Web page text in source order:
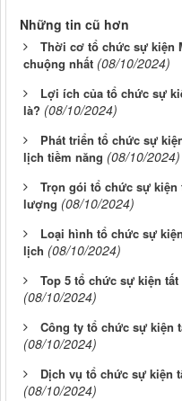
Những tin cũ hơn
Thời cơ tổ chức sự kiện
chuộng nhất (08/10/2024)
Lợi ích của tổ chức sự
là? (08/10/2024)
Phát triển tổ chức sự
lịch tiềm năng (08/10/2024)
Trọn gói tổ chức sự kiện
lượng (08/10/2024)
Loại hình tổ chức sự
lịch (08/10/2024)
Top 5 tổ chức sự kiện
(08/10/2024)
Công ty tổ chức sự kiện
(08/10/2024)
Dịch vụ tổ chức sự kiện
(08/10/2024)